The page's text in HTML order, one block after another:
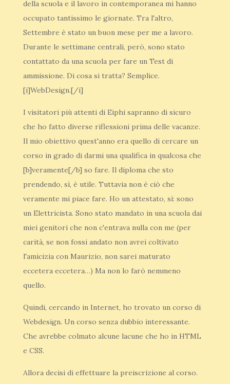
della scuola e il lavoro in contemporanea mi hanno
occupato tantissimo le giornate. Tra l'altro,
Settembre è stato un buon mese per me a lavoro.
Durante le settimane centrali, però, sono stato
contattato da una scuola per fare un Test di
ammissione. Di cosa si tratta? Semplice.
[i]WebDesign.[/i]
I visitatori più attenti di Eiphi sapranno di sicuro
che ho fatto diverse riflessioni prima delle vacanze.
Il mio obiettivo quest'anno era quello di cercare un
corso in grado di darmi una qualifica in qualcosa che
[b]veramente[/b] so fare. Il diploma che sto
prendendo, sì, è utile. Tuttavia non è ciò che
veramente mi piace fare. Ho un attestato, sì: sono
un Elettricista. Sono stato mandato in una scuola dai
miei genitori che non c'entrava nulla con me (per
carità, se non fossi andato non avrei coltivato
l'amicizia con Maurizio, non sarei maturato
eccetera eccetera…) Ma non lo farò nemmeno
quello.
Quindi, cercando in Internet, ho trovato un corso di
Webdesign. Un corso senza dubbio interessante.
Che avrebbe colmato alcune lacune che ho in HTML
e CSS.
Allora decisi di effettuare la preiscrizione al corso.